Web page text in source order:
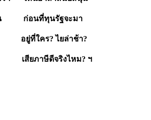
จุน ก่อนที่ทุนรัฐจะมา
ที่ใคร? ไยล่าช้า?
ยภาษีดีจริงไหม? ฯ